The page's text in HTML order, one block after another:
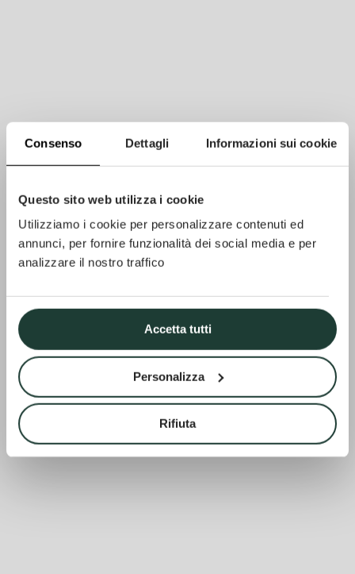
Consenso Dettagli Informazioni sui cookie
Questo sito web utilizza i cookie
Utilizziamo i cookie per personalizzare contenuti ed
annunci, per fornire funzionalità dei social media e per
analizzare il nostro traffico
Accetta tutti
Personalizza
Rifiuta
Appartement
Adriana